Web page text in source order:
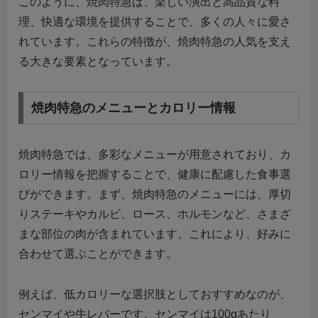
理、快適な環境を提供することで、多くの人々に愛さ
れています。これらの特徴が、焼肉特急の人気を支え
る大きな要素となっています。
焼肉特急のメニューとカロリー情報
焼肉特急では、多彩なメニューが用意されており、カ
ロリー情報を把握することで、健康に配慮した食事選
びができます。まず、焼肉特急のメニューには、厚切
りステーキやカルビ、ロース、ホルモンなど、さまざ
まな部位の肉が含まれています。これにより、好みに
合わせて選ぶことができます。
例えば、低カロリーな選択肢としておすすめなのが、
センマイや牛レバーです。センマイは100gあたり